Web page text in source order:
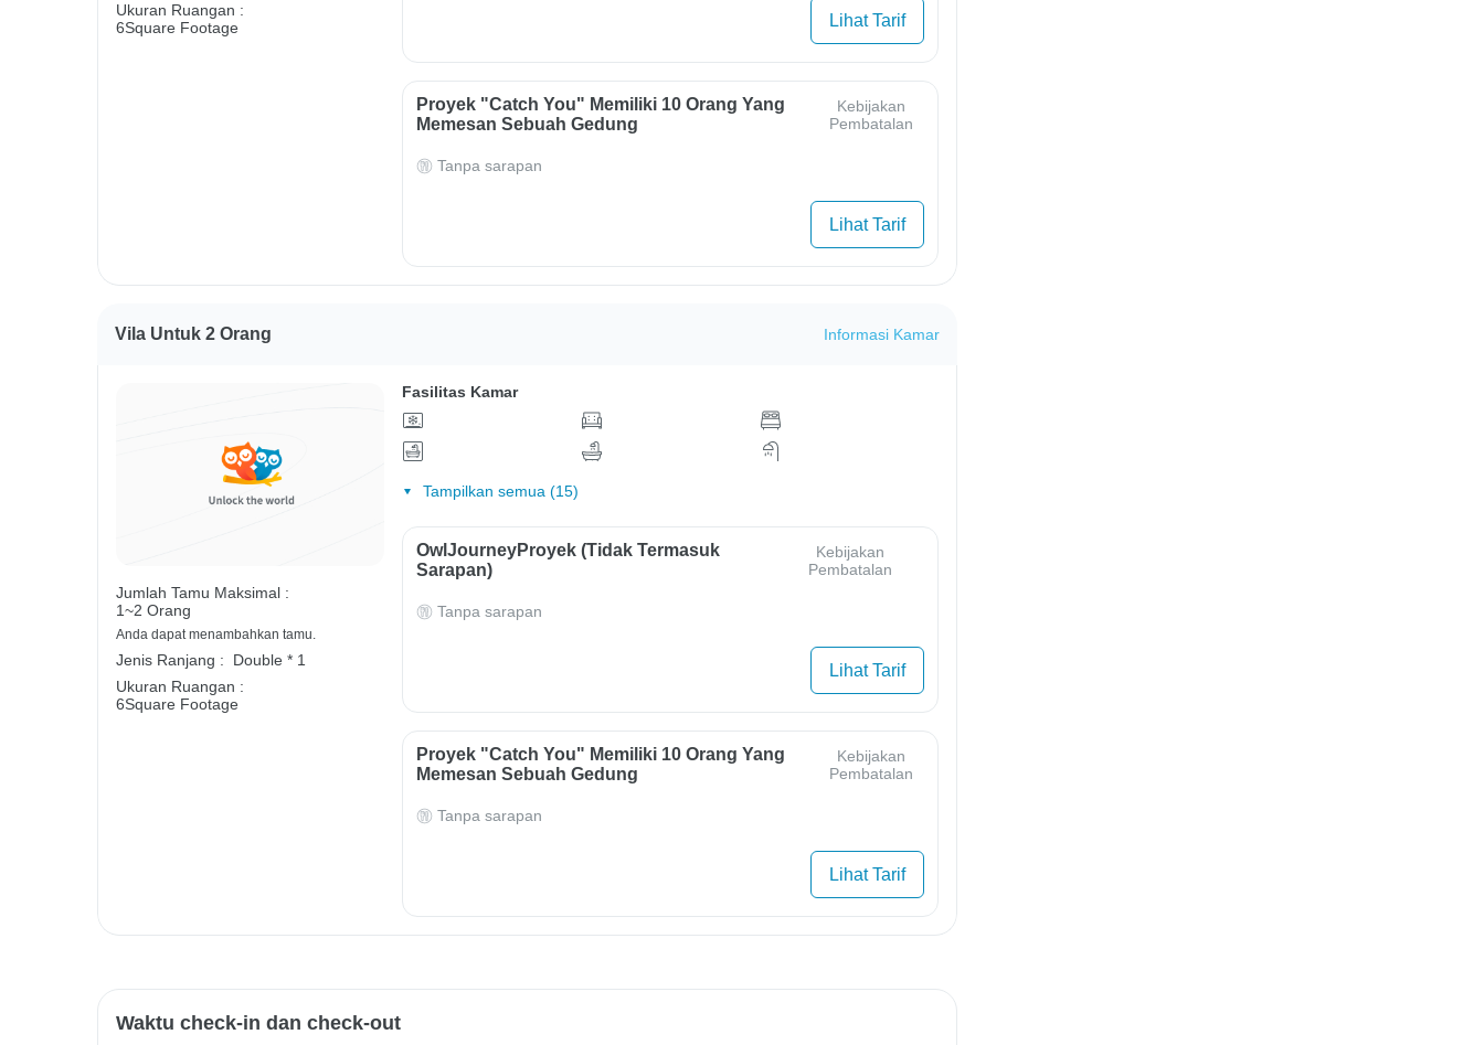
Ukuran Ruangan :
6Square Footage
Lihat Tarif
Proyek "Catch You" Memiliki 10 Orang Yang
Memesan Sebuah Gedung
Kebijakan
Pembatalan
Tanpa sarapan
Lihat Tarif
Vila Untuk 2 Orang Informasi Kamar
Jumlah Tamu Maksimal :
1~2 Orang
Anda dapat menambahkan tamu.
Jenis Ranjang :
Double * 1
Ukuran Ruangan :
6Square Footage
Fasilitas Kamar
Tampilkan semua (15)
OwlJourneyProyek (Tidak Termasuk
Sarapan)
Kebijakan
Pembatalan
Tanpa sarapan
Lihat Tarif
Proyek "Catch You" Memiliki 10 Orang Yang
Memesan Sebuah Gedung
Kebijakan
Pembatalan
Tanpa sarapan
Lihat Tarif
Waktu check-in dan check-out